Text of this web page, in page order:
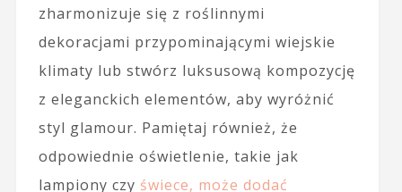
zharmonizuje się z roślinnymi
dekoracjami przypominającymi wiejskie
klimaty lub stwórz luksusową kompozycję
z eleganckich elementów, aby wyróżnić
styl glamour. Pamiętaj również, że
odpowiednie oświetlenie, takie jak
lampiony czy świece, może dodać